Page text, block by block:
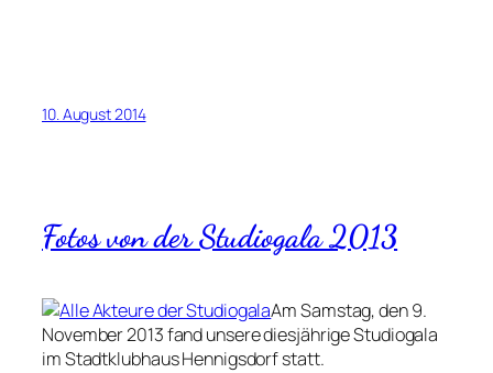
10. August 2014
Fotos von der Studiogala 2013
Am Samstag, den 9.
November 2013 fand unsere diesjährige Studiogala
im Stadtklubhaus Hennigsdorf statt.